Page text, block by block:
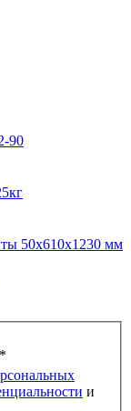
90
50х610х1230 мм
*
и